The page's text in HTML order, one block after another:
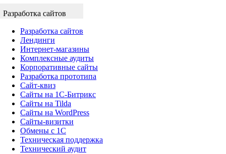
Разработка сайтов
Разработка сайтов
Лендинги
Интернет-магазины
Комплексные аудиты
Корпоративные сайты
Разработка прототипа
Сайт-квиз
Сайты на 1С-Битрикс
Сайты на Tilda
Сайты на WordPress
Сайты-визитки
Обмены с 1С
Техническая поддержка
Технический аудит